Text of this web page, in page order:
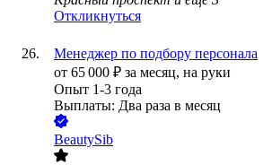
Откликнуться
Менеджер по подбору персонала
от 65 000 ₽ за месяц, на руки
Опыт 1-3 года
Выплаты: Два раза в месяц
BeautySib